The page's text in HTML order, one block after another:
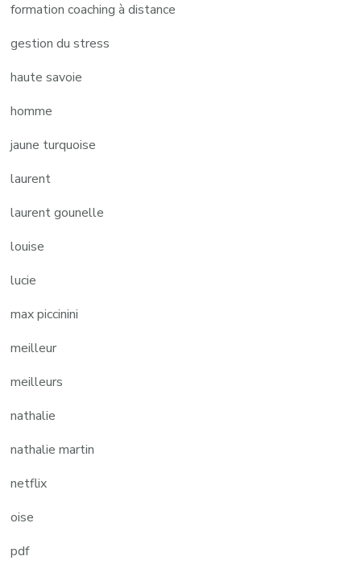
formation coaching à distance
gestion du stress
haute savoie
homme
jaune turquoise
laurent
laurent gounelle
louise
lucie
max piccinini
meilleur
meilleurs
nathalie
nathalie martin
netflix
oise
pdf